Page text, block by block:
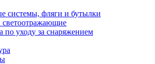
системы, фляги и бутылки
светоотражающие
по уходу за снаряжением